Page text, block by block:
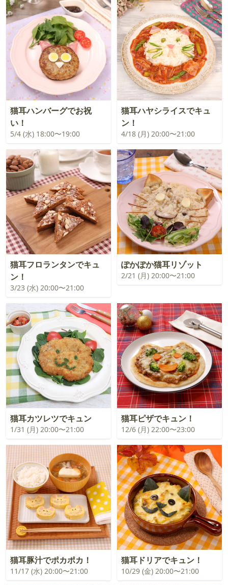
猫耳ハンバーグでお祝
い！
5/4 (水) 18:00〜19:00
猫耳ハヤシライスでキュ
ン！
4/18 (月) 20:00〜21:00
猫耳フロランタンでキュ
ン！
3/23 (水) 20:00〜21:00
ぽかぽか猫耳リゾット
2/21 (月) 20:00〜21:00
猫耳カツレツでキュン
1/31 (月) 20:00〜21:00
猫耳ピザでキュン！
12/6 (月) 22:00〜23:00
猫耳豚汁でポカポカ！
11/17 (水) 20:00〜21:00
猫耳ドリアでキュン！
10/29 (金) 20:00〜21:00